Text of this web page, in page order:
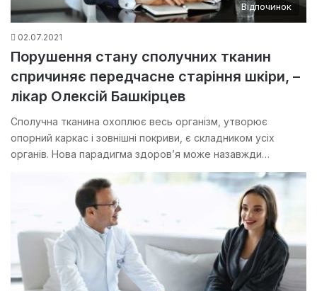
Відпочинок
02.07.2021
Порушення стану сполучних тканин
спричиняє передчасне старіння шкіри, –
лікар Олексій Башкірцев
Сполучна тканина охоплює весь організм, утворює
опорний каркас і зовнішні покриви, є складником усіх
органів. Нова парадигма здоров’я може назавжди…